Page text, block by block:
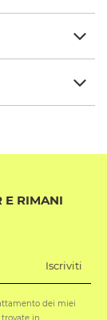
E RIMANI
Iscriviti
dei miei